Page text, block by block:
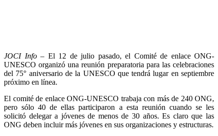
JOCI Info– El 12 de julio pasado, el Comité de enlace ONG-
UNESCO organizó una reunión preparatoria para las celebraciones
del 75° aniversario de la UNESCO que tendrá lugar en septiembre
próximo en línea.
El comité de enlace ONG-UNESCO trabaja con más de 240 ONG,
pero sólo 40 de ellas participaron a esta reunión cuando se les
solicitó delegar a jóvenes de menos de 30 años. Es claro que las
ONG deben incluir más jóvenes en sus organizaciones y estructuras.